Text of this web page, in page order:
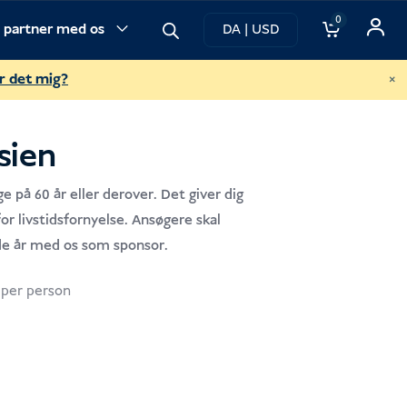
partner med os DA | USD
0
det mig? ×
på 60 år eller derover. Det giver dig
livstidsfornyelse. Ansøgere skal
år med os som sponsor.
person